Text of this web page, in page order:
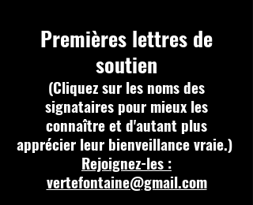
Premières lettres de
soutien
(Cliquez sur les noms des
signataires pour mieux les
connaître et d'autant plus
apprécier leur bienveillance vraie.)
Rejoignez-les :
vertefontaine@gmail.com